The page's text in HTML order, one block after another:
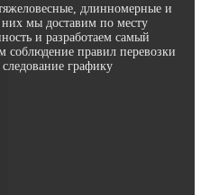
длинномерные и
мы доставим по месту
и разработаем самый
правил перевозки
графику